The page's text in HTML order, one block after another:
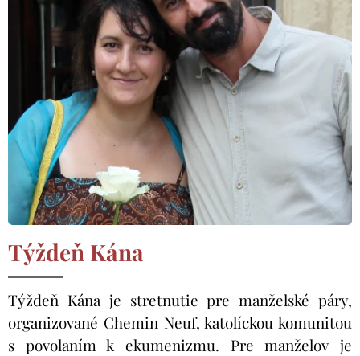
Týždeň Kána
Týždeň Kána je stretnutie pre manželské páry,
organizované Chemin Neuf, katolíckou komunitou
s povolaním k ekumenizmu. Pre manželov je